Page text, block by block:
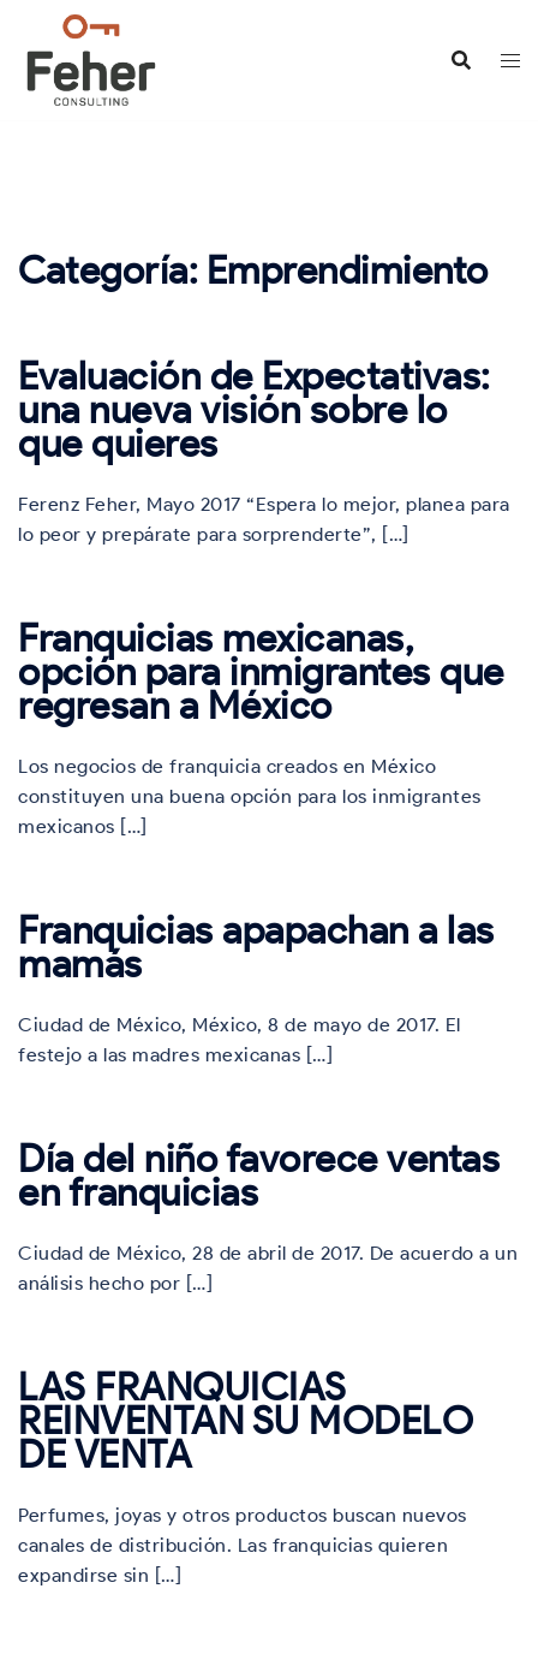
contenido
Categoría: Emprendimiento
Evaluación de Expectativas:
una nueva visión sobre lo
que quieres
Ferenz Feher, Mayo 2017 “Espera lo mejor, planea para
lo peor y prepárate para sorprenderte”, […]
Franquicias mexicanas,
opción para inmigrantes que
regresan a México
Los negocios de franquicia creados en México
constituyen una buena opción para los inmigrantes
mexicanos […]
Franquicias apapachan a las
mamás
Ciudad de México, México, 8 de mayo de 2017. El
festejo a las madres mexicanas […]
Día del niño favorece ventas
en franquicias
Ciudad de México, 28 de abril de 2017. De acuerdo a un
análisis hecho por […]
LAS FRANQUICIAS
REINVENTAN SU MODELO
DE VENTA
Perfumes, joyas y otros productos buscan nuevos
canales de distribución. Las franquicias quieren
expandirse sin […]